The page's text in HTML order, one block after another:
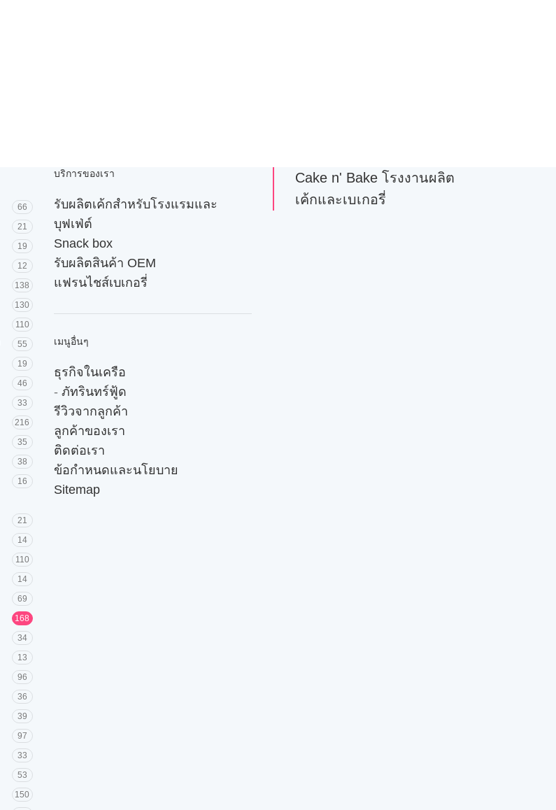
66
21
19
12
138
130
110
55
19
46
33
216
35
38
16
21
14
110
14
69
168
34
13
96
36
39
97
33
53
150
บริการของเรา
รับผลิตเค้กสำหรับโรงแรมและ
บุฟเฟ่ต์
Snack box
รับผลิตสินค้า OEM
แฟรนไชส์เบเกอรี่
เมนูอื่นๆ
ธุรกิจในเครือ
- ภัทรินทร์ฟู้ด
รีวิวจากลูกค้า
ลูกค้าของเรา
ติดต่อเรา
ข้อกำหนดและนโยบาย
Sitemap
Cake n' Bake โรงงานผลิต
เค้กและเบเกอรี่